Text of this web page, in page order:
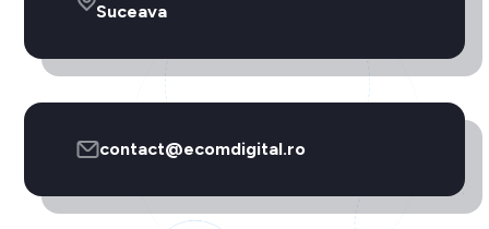
Suceava
contact@ecomdigital.ro